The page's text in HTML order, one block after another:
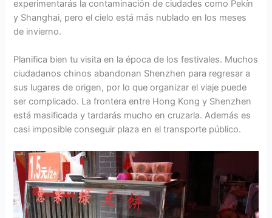
experimentarás la contaminación de ciudades como Pekín
y Shanghai, pero el cielo está más nublado en los meses
de invierno.
Planifica bien tu visita en la época de los festivales. Muchos
ciudadanos chinos abandonan Shenzhen para regresar a
sus lugares de origen, por lo que organizar el viaje puede
ser complicado. La frontera entre Hong Kong y Shenzhen
está masificada y tardarás mucho en cruzarla. Además es
casi imposible conseguir plaza en el transporte público.